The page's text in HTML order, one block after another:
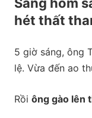
hét thất
5 giờ sáng, ông
lệ. Vừa đến ao
Rồi ông gào lên